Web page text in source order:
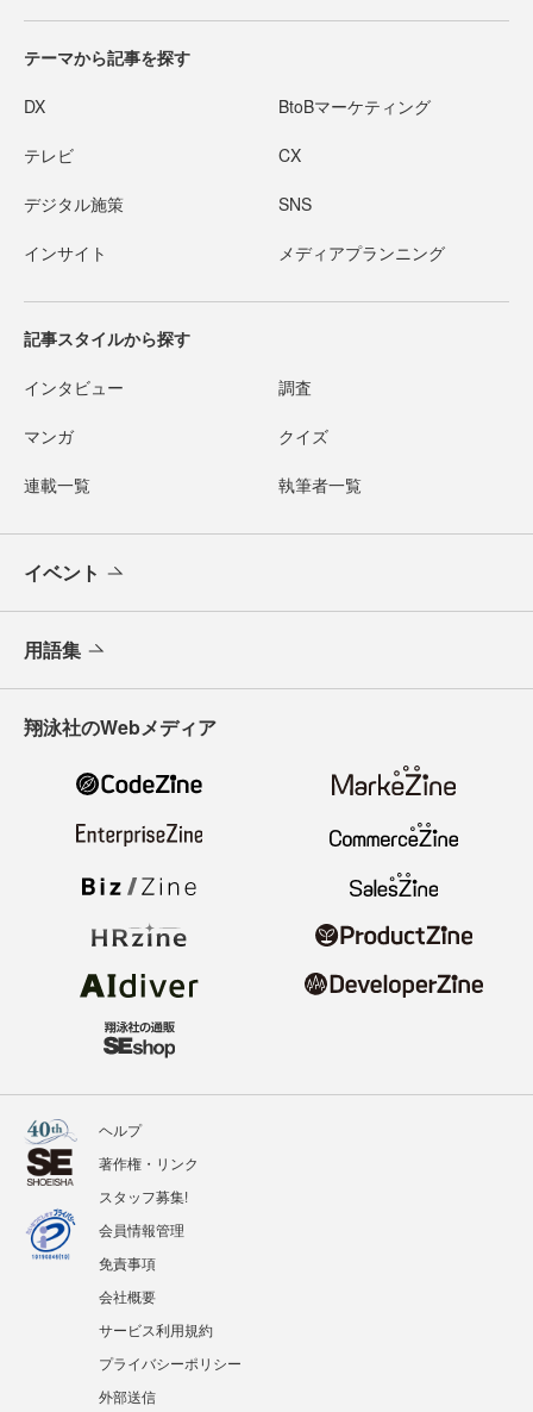
テーマから記事を探す
DX BtoBマーケティング
テレビ CX
デジタル施策 SNS
インサイト メディアプランニング
記事スタイルから探す
インタビュー 調査
マンガ クイズ
連載一覧 執筆者一覧
イベント
用語集
翔泳社のWebメディア
ヘルプ
著作権・リンク
スタッフ募集!
会員情報管理
免責事項
会社概要
サービス利用規約
プライバシーポリシー
外部送信